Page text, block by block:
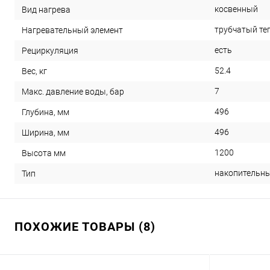
Вид нагрева косвенный
Нагревательный элемент трубчатый
Рециркуляция есть
Вес, кг 52.4
Макс. давление воды, бар 7
Глубина, мм 496
Ширина, мм 496
Высота мм 1200
Тип
ПОХОЖИЕ ТОВАРЫ (8)